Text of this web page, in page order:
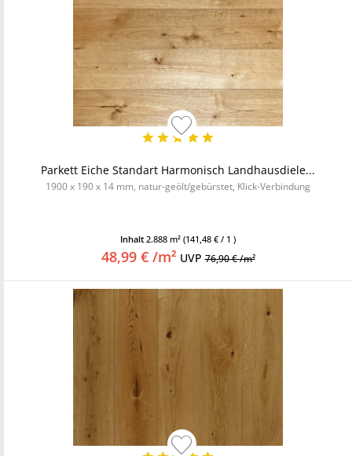
Parkett Eiche Standart Harmonisch Landhausdiele...
1900 x 190 x 14 mm, natur-geölt/gebürstet, Klick-Verbindung
Inhalt 2.888 m² (141,48 € / 1 )
48,99 € /m² UVP76,90 € /m²